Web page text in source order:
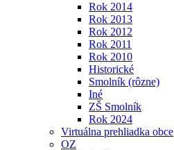
Rok 2014
Rok 2013
Rok 2012
Rok 2011
Rok 2010
Historické
Smolník (rôzne)
Iné
ZŠ Smolník
Rok 2024
Virtuálna prehliadka obce
OZ